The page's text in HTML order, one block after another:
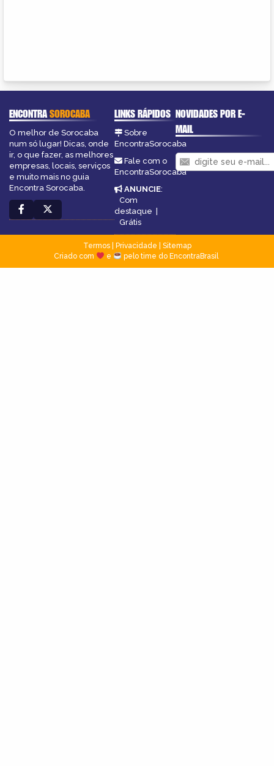
ENCONTRASOROCABA
O melhor de Sorocaba
num só lugar! Dicas, onde
ir, o que fazer, as melhores
empresas, locais, serviços
e muito mais no guia
Encontra Sorocaba.
LINKS RÁPIDOS
Sobre
EncontraSorocaba
Fale com o
EncontraSorocaba
ANUNCIE:
Com
destaque |
Grátis
NOVIDADES POR E-
MAIL
Termos| Privacidade
Sitemap
Criado com
e pelo time do EncontraBrasil